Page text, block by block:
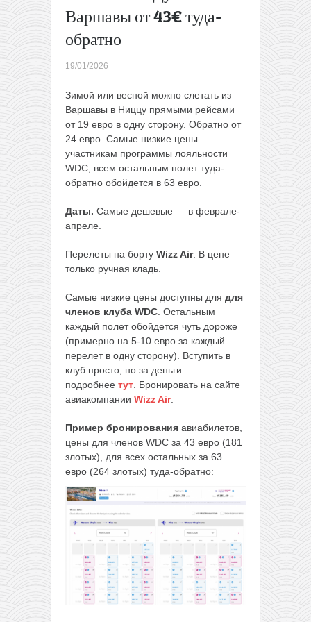
Варшавы от 43€ туда-
обратно
19/01/2026
Зимой или весной можно слетать из
Варшавы в Ниццу прямыми рейсами
от 19 евро в одну сторону. Обратно от
24 евро. Самые низкие цены —
участникам программы лояльности
WDC, всем остальным полет туда-
обратно обойдется в 63 евро.
Даты. Самые дешевые — в феврале-
апреле.
Перелеты на борту Wizz Air. В цене
только ручная кладь.
Самые низкие цены доступны для для
членов клуба WDC . Остальным
каждый полет обойдется чуть дороже
(примерно на 5-10 евро за каждый
перелет в одну сторону). Вступить в
клуб просто, но за деньги —
подробнее тут . Бронировать на сайте
авиакомпании Wizz Air.
Пример бронирования авиабилетов,
цены для членов WDC за 43 евро (181
злотых), для всех остальных за 63
евро (264 злотых) туда-обратно:
уже в
продаже
→